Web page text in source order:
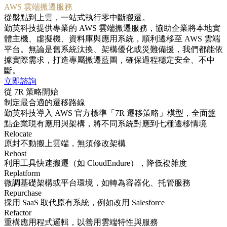
AWS 雲端搬遷服務
從盤點到上雲，一站式執行零中斷搬遷。
勤英科技提供專業的 AWS 雲端搬遷服務，協助企業將本地實
體主機、虛擬機、資料庫與應用系統，順利遷移至 AWS 雲端
平台。無論是舊系統汰換、架構優化或災難備援，我們都能依
據實際需求，打造專屬搬遷藍圖，確保過程穩定安全、不中
斷。
立即諮詢
從 7R 策略開始
制定最合適的遷移路線
勤英科技導入 AWS 官方標準「7R 遷移策略」模型，全面盤
點企業現有應用與架構，將不同系統對應到七種遷移情境
Relocate
原封不動搬上雲端，無須修改架構
Rehost
利用工具快速搬遷（如 CloudEndure），降低複雜度
Replatform
微調基礎架構或平台環境，如轉為容器化、托管服務
Repurchase
採用 SaaS 取代原有系統，例如改用 Salesforce
Refactor
重構應用程式邏輯，以善用雲端特性與服務